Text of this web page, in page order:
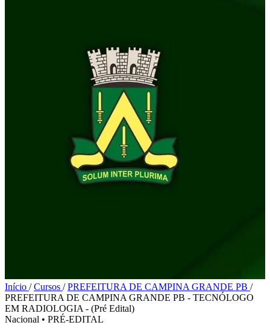
Início / Cursos / PREFEITURA DE CAMPINA GRANDE PB /
PREFEITURA DE CAMPINA GRANDE PB - TECNÓLOGO
EM RADIOLOGIA - (Pré Edital)
Nacional • PRÉ-EDITAL